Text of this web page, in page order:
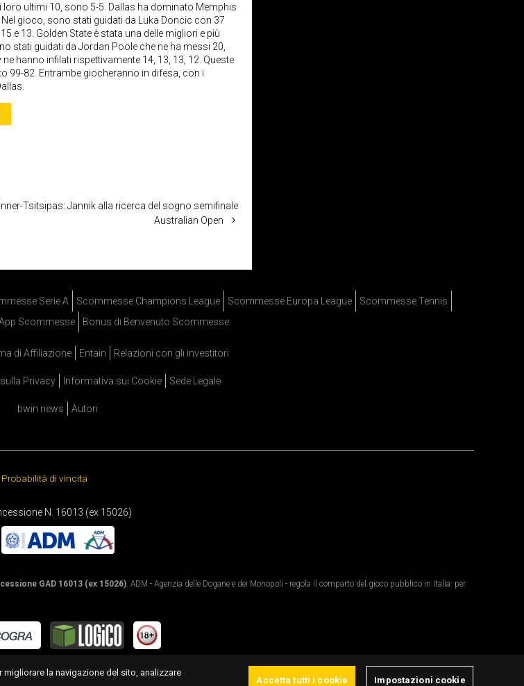
ultimi 10, sono 5-5. Dallas ha dominato Memphis
gioco, sono stati guidati da Luka Doncic con 37
e 13. Golden State è stata una delle migliori e più
stati guidati da Jordan Poole che ne ha messi 20,
hanno infilati rispettivamente 14, 13, 13, 12. Queste
99-82. Entrambe giocheranno in difesa, con i
Tsitsipas: Jannik alla ricerca del sogno semifinale
Australian Open
Serie A Scommesse Champions League Scommesse Europa League
Scommesse Tennis
Scommesse Bonus di Benvenuto Scommesse
di Affiliazione Entain Relazioni con gli investitori
Privacy Informativa sui Cookie Sede Legale
bwin news Autori
Probabilità di vincita
N. 16013 (ex 15026)
GAD 16013 (ex 15026). ADM - Agenzia delle Dogane e dei Monopoli - regola il comparto del gioco pubblico in Italia: per
il bonus fino a 3.010€
la navigazione del sito, analizzare
Impostazioni cookie
Accetta tutti i cookie